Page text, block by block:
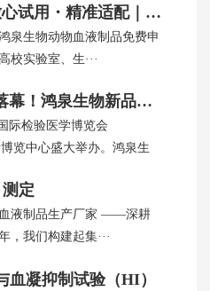
免费申领开启！放心试用・精准适配｜鸿泉生物动物血制品
泉生物动物血液制品免费申
校实验室、生···
杭州CACLP圆满落幕！鸿泉生物新品引全球瞩目
际检验医学博览会
览中心盛大举办。鸿泉生
定
液制品生产厂家 ——深耕
，我们构建起集···
血凝抑制试验（HI）